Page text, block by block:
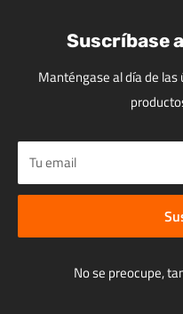
Suscríbase
Manténgase al día de
Tu email
No se preocupe,